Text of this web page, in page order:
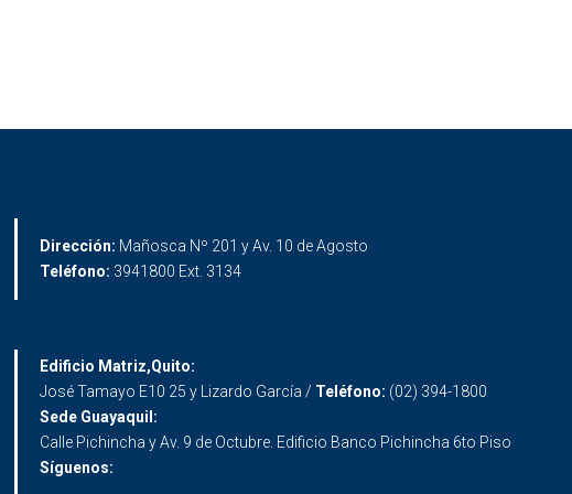
Dirección: Mañosca Nº 201 y Av. 10 de Agosto
Teléfono: 3941800 Ext. 3134
Edificio Matriz,Quito:
José Tamayo E10 25 y Lizardo García / Teléfono: (02) 394-1800
Sede Guayaquil:
Calle Pichincha y Av. 9 de Octubre. Edificio Banco Pichincha 6to Piso
Síguenos: